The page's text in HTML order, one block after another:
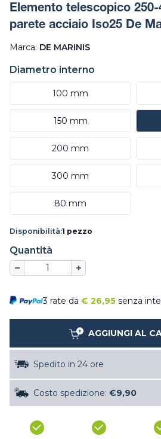
Elemento telescopico
parete acciaio Iso25 De
Marca: DE MARINIS
Diametro interno
100 mm
150 mm
200 mm
300 mm
80 mm
Disponibilità:1 pezzo
Quantità
3 rate da € 26,95 senza
AGGIUNGI AL
Spedito in 24 ore
Costo spedizione: €9,90